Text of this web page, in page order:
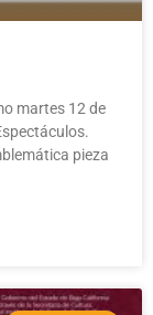
martes 12 de
pieza